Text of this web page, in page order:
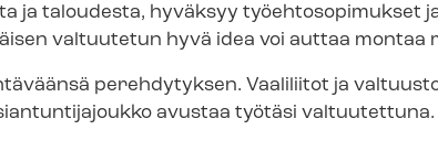
ja taloudesta, hyväksyy työehtosopimukset
valtuutetun hyvä idea voi auttaa montaa
perehdytyksen. Vaaliliitot ja
avustaa työtäsi